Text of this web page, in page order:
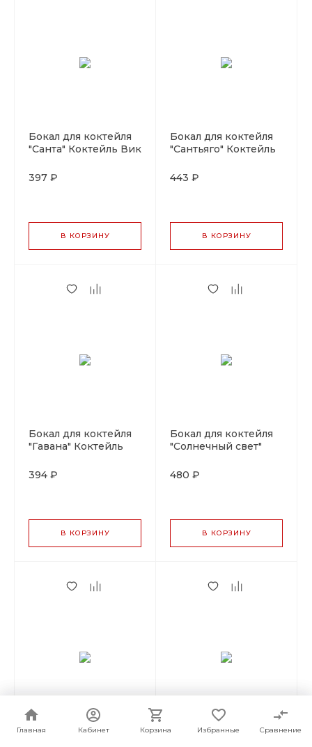
Главная Кабинет Корзина Избранные Сравнение
Главная Кабинет Корзина Избранные Сравнение
Бокал для коктейля
"Санта" Коктейль Вик
397 ₽
В КОРЗИНУ
Бокал для коктейля
"Сантьяго" Коктейль
Barware
443 ₽
В КОРЗИНУ
Бокал для коктейля
"Гавана" Коктейль
Barware
394 ₽
В КОРЗИНУ
Бокал для коктейля
"Солнечный свет"
P.L-Barware
480 ₽
В КОРЗИНУ
Бокал для коктейля
Бокал для коктейля